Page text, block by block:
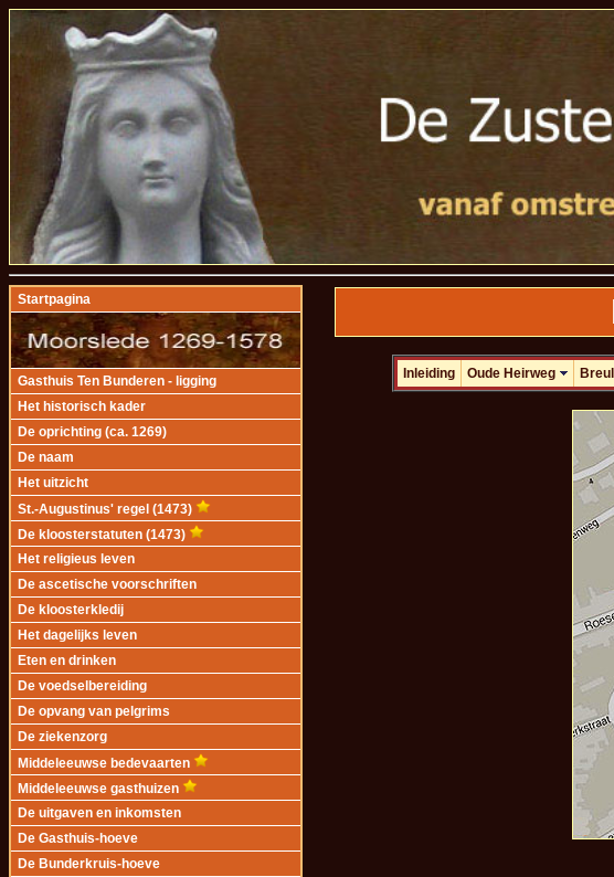
Startpagina
Gasthuis Ten Bunderen - ligging
Het historisch kader
De oprichting (ca. 1269)
De naam
Het uitzicht
St.-Augustinus' regel (1473)
De kloosterstatuten (1473)
Het religieus leven
De ascetische voorschriften
De kloosterkledij
Het dagelijks leven
Eten en drinken
De voedselbereiding
De opvang van pelgrims
De ziekenzorg
Middeleeuwse bedevaarten
Middeleeuwse gasthuizen
De uitgaven en inkomsten
De Gasthuis-hoeve
De Bunderkruis-hoeve
Inleiding Oude Heirweg